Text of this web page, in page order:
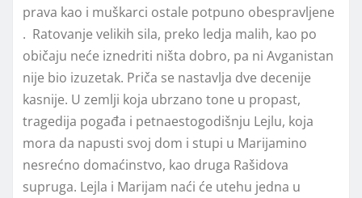
prava kao i muškarci ostale potpuno obespravljene
. Ratovanje velikih sila, preko ledja malih, kao po
običaju neće iznedriti ništa dobro, pa ni Avganistan
nije bio izuzetak. Priča se nastavlja dve decenije
kasnije. U zemlji koja ubrzano tone u propast,
tragedija pogađa i petnaestogodišnju Lejlu, koja
mora da napusti svoj dom i stupi u Marijamino
nesrećno domaćinstvo, kao druga Rašidova
supruga. Lejla i Marijam naći će utehu jedna u